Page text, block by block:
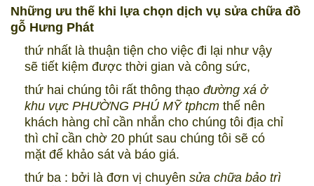
Những ưu thế khi lựa chọn dịch vụ sửa chữa đồ
gỗ Hưng Phát
thứ nhất là thuận tiện cho việc đi lại như vậy
sẽ tiết kiệm được thời gian và công sức,
thứ hai chúng tôi rất thông thạo đường xá ở
khu vực PHƯỜNG PHÚ MỸ tphcm thế nên
khách hàng chỉ cần nhắn cho chúng tôi địa chỉ
thì chỉ cần chờ 20 phút sau chúng tôi sẽ có
mặt để khảo sát và báo giá.
thứ ba : bởi là đơn vị chuyên sửa chữa bảo trì